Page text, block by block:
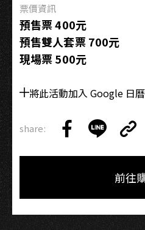
作
坊
票價資訊
預售票 400元
預售雙人套票 700元
現場票 500元
將此活動加入 Google 日曆
share:
on
on
Link
Copy
前往